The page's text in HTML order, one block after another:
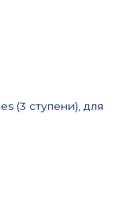
(3 ступени), для